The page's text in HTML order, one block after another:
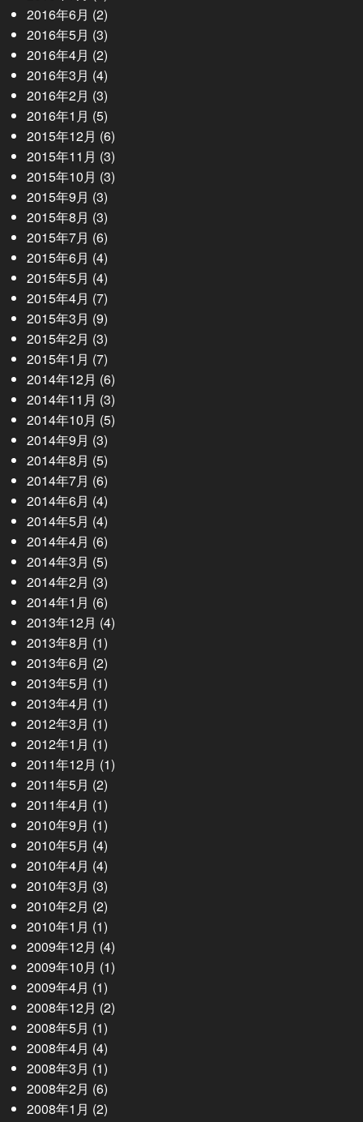
2016年6月 (2)
2016年5月 (3)
2016年4月 (2)
2016年3月 (4)
2016年2月 (3)
2016年1月 (5)
2015年12月 (6)
2015年11月 (3)
2015年10月 (3)
2015年9月 (3)
2015年8月 (3)
2015年7月 (6)
2015年6月 (4)
2015年5月 (4)
2015年4月 (7)
2015年3月 (9)
2015年2月 (3)
2015年1月 (7)
2014年12月 (6)
2014年11月 (3)
2014年10月 (5)
2014年9月 (3)
2014年8月 (5)
2014年7月 (6)
2014年6月 (4)
2014年5月 (4)
2014年4月 (6)
2014年3月 (5)
2014年2月 (3)
2014年1月 (6)
2013年12月 (4)
2013年8月 (1)
2013年6月 (2)
2013年5月 (1)
2013年4月 (1)
2012年3月 (1)
2012年1月 (1)
2011年12月 (1)
2011年5月 (2)
2011年4月 (1)
2010年9月 (1)
2010年5月 (4)
2010年4月 (4)
2010年3月 (3)
2010年2月 (2)
2010年1月 (1)
2009年12月 (4)
2009年10月 (1)
2009年4月 (1)
2008年12月 (2)
2008年5月 (1)
2008年4月 (4)
2008年3月 (1)
2008年2月 (6)
2008年1月 (2)